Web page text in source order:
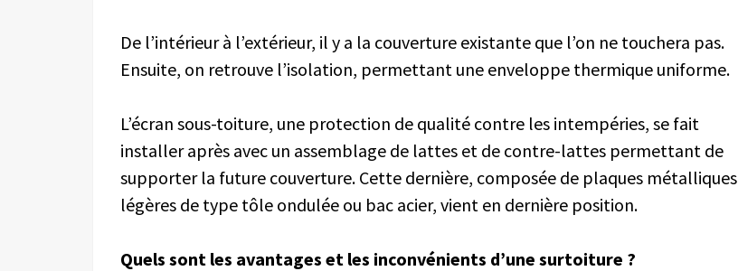
De l’intérieur à l’extérieur, il y a la couverture existante que l’on ne touchera pas.
Ensuite, on retrouve l’isolation, permettant une enveloppe thermique uniforme.
L’écran sous-toiture, une protection de qualité contre les intempéries, se fait
installer après avec un assemblage de lattes et de contre-lattes permettant de
supporter la future couverture. Cette dernière, composée de plaques métalliques
légères de type tôle ondulée ou bac acier, vient en dernière position.
Quels sont les avantages et les inconvénients d’une surtoiture ?